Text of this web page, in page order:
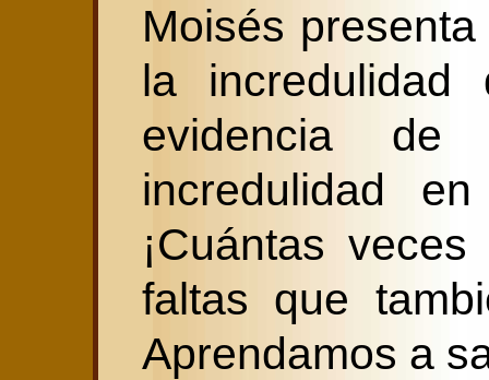
Moisés
la
evidencia
incredulidad
¡Cuántas
faltas que
Aprendamos a